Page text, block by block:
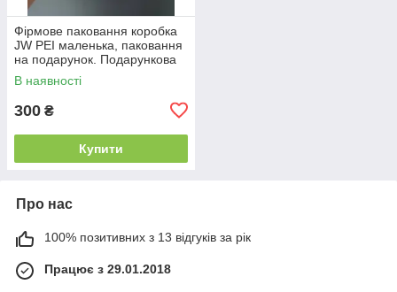
Фірмове паковання коробка
JW PEI маленька, паковання
на подарунок. Подарункова
брендова упаковка
В наявності
300 ₴
Купити
Про нас
100% позитивних з 13 відгуків за рік
Працює з 29.01.2018